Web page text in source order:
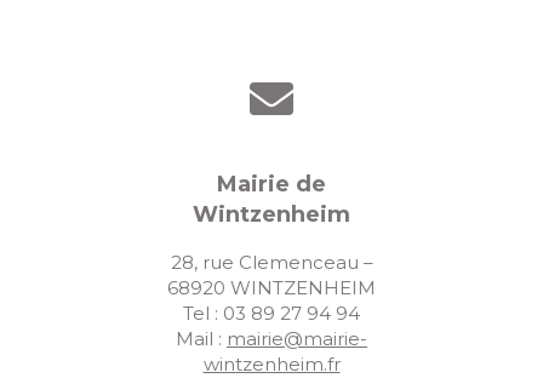
Mairie de
Wintzenheim
28, rue Clemenceau –
68920 WINTZENHEIM
Tel : 03 89 27 94 94
Mail : mairie@mairie-
wintzenheim.fr